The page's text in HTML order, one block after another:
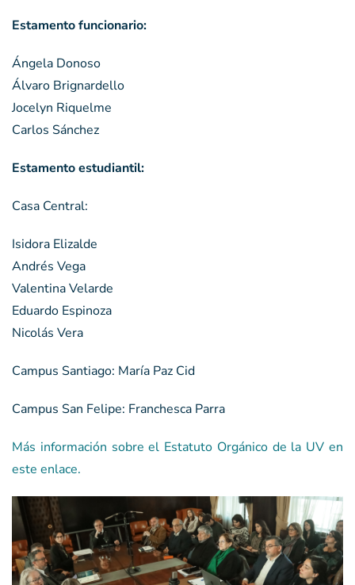
Estamento funcionario:
Ángela Donoso
Álvaro Brignardello
Jocelyn Riquelme
Carlos Sánchez
Estamento estudiantil:
Casa Central:
Isidora Elizalde
Andrés Vega
Valentina Velarde
Eduardo Espinoza
Nicolás Vera
Campus Santiago: María Paz Cid
Campus San Felipe: Franchesca Parra
Más información sobre el Estatuto Orgánico de la UV en
este enlace.